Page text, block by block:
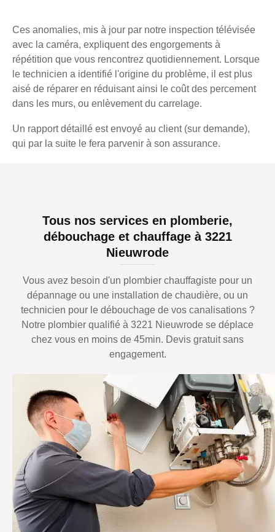
Ces anomalies, mis à jour par notre inspection télévisée
avec la caméra, expliquent des engorgements à
répétition que vous rencontrez quotidiennement. Lorsque
le technicien a identifié l'origine du problème, il est plus
aisé de réparer en réduisant ainsi le coût des percement
dans les murs, ou enlèvement du carrelage.
Un rapport détaillé est envoyé au client (sur demande),
qui par la suite le fera parvenir à son assurance.
Tous nos services en plomberie,
débouchage et chauffage à 3221
Nieuwrode
Vous avez besoin d'un plombier chauffagiste pour un
dépannage ou une installation de chaudière, ou un
technicien pour le débouchage de vos canalisations ?
Notre plombier qualifié à 3221 Nieuwrode se déplace
chez vous en moins de 45min. Devis gratuit sans
engagement.